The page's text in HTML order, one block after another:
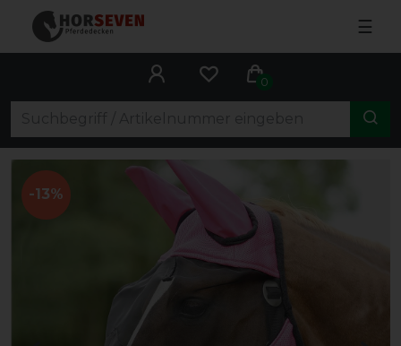
☰
0
-13%